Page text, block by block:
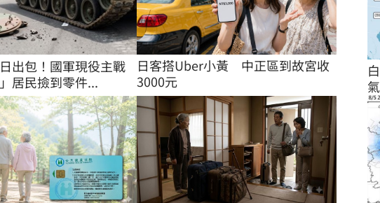
出包！國軍現役主戰
居民撿到零件...
日客搭Uber小黃　中正區到故宮收
3000元